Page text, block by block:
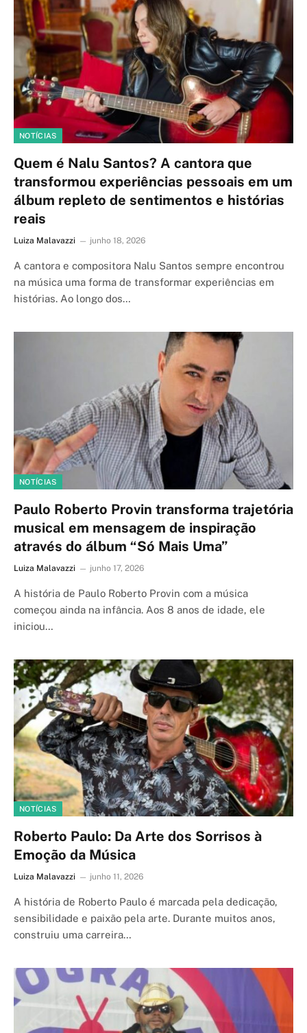
NOTÍCIAS
Quem é Nalu Santos? A cantora que
transformou experiências pessoais em um
álbum repleto de sentimentos e histórias
reais
Luiza Malavazzi junho 18, 2026
A cantora e compositora Nalu Santos sempre encontrou
na música uma forma de transformar experiências em
histórias. Ao longo dos…
NOTÍCIAS
Paulo Roberto Provin transforma trajetória
musical em mensagem de inspiração
através do álbum “Só Mais Uma”
Luiza Malavazzi junho 17, 2026
A história de Paulo Roberto Provin com a música
começou ainda na infância. Aos 8 anos de idade, ele
iniciou…
NOTÍCIAS
Roberto Paulo: Da Arte dos Sorrisos à
Emoção da Música
Luiza Malavazzi junho 11, 2026
A história de Roberto Paulo é marcada pela dedicação,
sensibilidade e paixão pela arte. Durante muitos anos,
construiu uma carreira…